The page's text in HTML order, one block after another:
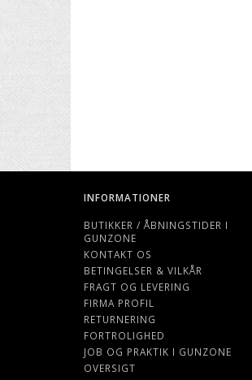
INFORMATIONER
BUTIKKER / ÅBNINGSTIDER I
GUNZONE
KONTAKT OS
BETINGELSER & VILKÅR
FRAGT OG LEVERING
FIRMA PROFIL
RETURNERING
FORTROLIGHED
JOB OG PRAKTIK I GUNZONE
OVERSIGT